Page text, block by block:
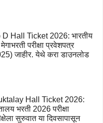
Hall Ticket 2026: भारतीय
परीक्षा प्रवेशपत्र
जाहीर. येथे करा डाउनलोड
Hall Ticket 2026:
भरती 2026 परीक्षा
सुरुवात या दिवसापासून